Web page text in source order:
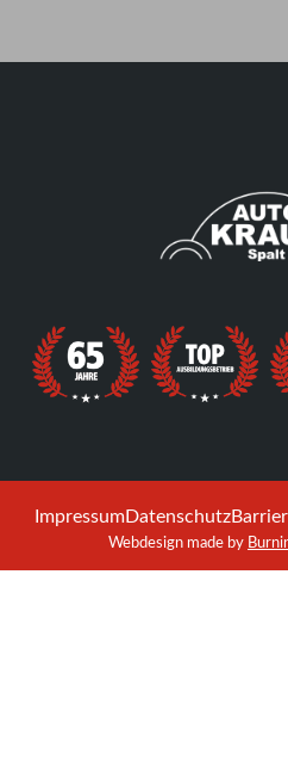
ImpressumDatenschutz
Webdesign made by